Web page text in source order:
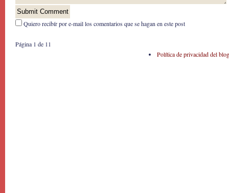
Quiero recibír por e-mail los comentarios que se hagan en este post
Página 1 de 1 1
Política de privacidad del